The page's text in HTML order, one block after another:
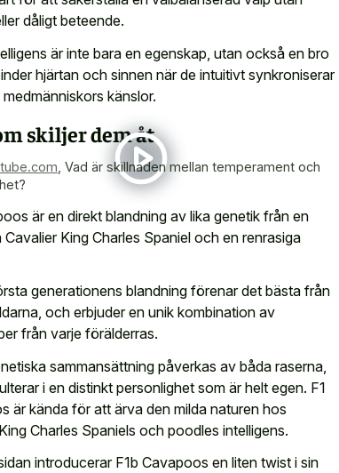
dåligt beteende.
är inte bara en egenskap, utan också en bro
hjärtan och sinnen när de intuitivt synkroniserar
känslor.
skiljer dem åt
Vad är skillnaden mellan temperament och
är en direkt blandning av lika genetik från en
Cavalier King Charles Spaniel och en renrasiga
generationens blandning förenar det bästa från
och erbjuder en unik kombination av
från varje förälderras.
sammansättning påverkas av båda raserna,
i en distinkt personlighet som är helt egen. F1
är kända för att ärva den milda naturen hos
Charles Spaniels och poodles intelligens.
introducerar F1b Cavapoos en liten twist i sin